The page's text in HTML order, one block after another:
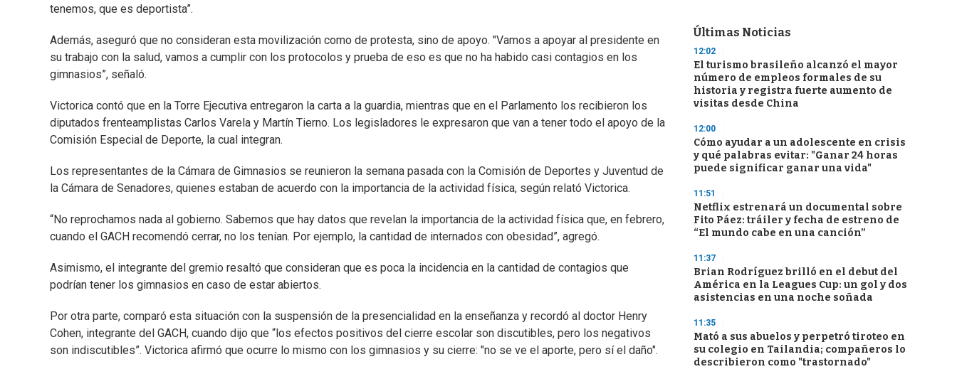
tenemos, que es deportista”.
Además, aseguró que no consideran esta movilización como de protesta, sino de apoyo. "Vamos a apoyar al presidente en
su trabajo con la salud, vamos a cumplir con los protocolos y prueba de eso es que no ha habido casi contagios en los
gimnasios”, señaló.
Victorica contó que en la Torre Ejecutiva entregaron la carta a la guardia, mientras que en el Parlamento los recibieron los
diputados frenteamplistas Carlos Varela y Martín Tierno. Los legisladores le expresaron que van a tener todo el apoyo de la
Comisión Especial de Deporte, la cual integran.
Los representantes de la Cámara de Gimnasios se reunieron la semana pasada con la Comisión de Deportes y Juventud de
la Cámara de Senadores, quienes estaban de acuerdo con la importancia de la actividad física, según relató Victorica.
“No reprochamos nada al gobierno. Sabemos que hay datos que revelan la importancia de la actividad física que, en febrero,
cuando el GACH recomendó cerrar, no los tenían. Por ejemplo, la cantidad de internados con obesidad”, agregó.
Asimismo, el integrante del gremio resaltó que consideran que es poca la incidencia en la cantidad de contagios que
podrían tener los gimnasios en caso de estar abiertos.
Por otra parte, comparó esta situación con la suspensión de la presencialidad en la enseñanza y recordó al doctor Henry
Cohen, integrante del GACH, cuando dijo que “los efectos positivos del cierre escolar son discutibles, pero los negativos
son indiscutibles”. Victorica afirmó que ocurre lo mismo con los gimnasios y su cierre: "no se ve el aporte, pero sí el daño".
Últimas Noticias
12:02
El turismo brasileño alcanzó el mayor
número de empleos formales de su
historia y registra fuerte aumento de
visitas desde China
12:00
Cómo ayudar a un adolescente en crisis
y qué palabras evitar: "Ganar 24 horas
puede significar ganar una vida"
11:51
Netflix estrenará un documental sobre
Fito Páez: tráiler y fecha de estreno de
“El mundo cabe en una canción”
11:37
Brian Rodríguez brilló en el debut del
América en la Leagues Cup: un gol y dos
asistencias en una noche soñada
11:35
Mató a sus abuelos y perpetró tiroteo en
su colegio en Tailandia; compañeros lo
describieron como "trastornado"